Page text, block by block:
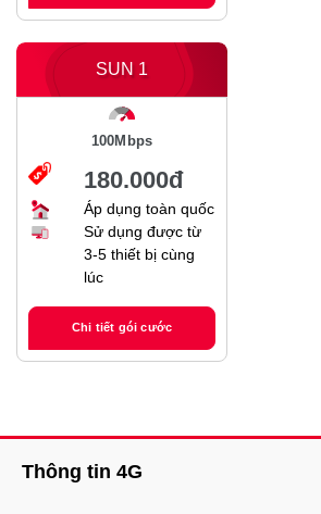
SUN 1
100Mbps
180.000đ
Áp dụng toàn quốc
Sử dụng được từ
3-5 thiết bị cùng
lúc
Chi tiết gói cước
Thông tin 4G